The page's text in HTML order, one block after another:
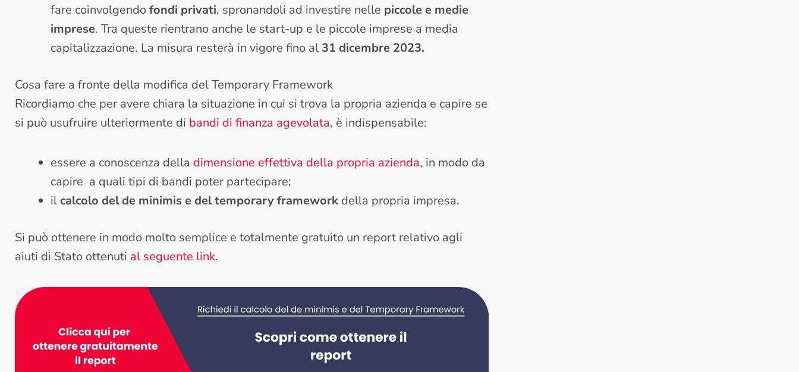
fare coinvolgendofondi privati, spronandoli ad investire nelle piccole e medie
imprese. Tra queste rientrano anche le start-up e le piccole imprese a media
capitalizzazione. La misura resterà in vigore fino al 31 dicembre 2023.
Cosa fare a fronte della modifica del Temporary Framework
Ricordiamo che per avere chiara la situazione in cui si trova la propria azienda e capire se
si può usufruire ulteriormente di bandi di finanza agevolata, è indispensabile:
essere a conoscenza della dimensione effettiva della propria azienda, in modo da
capire a quali tipi di bandi poter partecipare;
ilcalcolo del de minimis e del temporary framework della propria impresa.
Si può ottenere in modo molto semplice e totalmente gratuito un report relativo agli
aiuti di Stato ottenuti al seguente link.